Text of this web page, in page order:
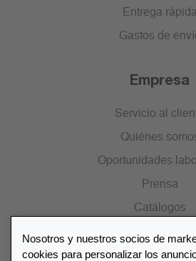
Entrega rápida
Gastos de
Empresa
Servicio al
Quiénes
Oportunidades
Prensa
Catálogos
Lista de
Nosotros y nuestros socios de
cookies para personalizar los